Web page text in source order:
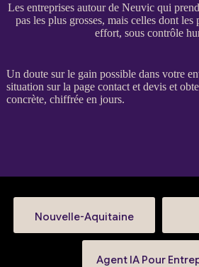
Les entreprises autour de Neuvic qui
pas les plus grosses, mais celles dont les
effort, sous contrôle
Un doute sur le gain possible dans votre
situation sur la page contact et deviset
concrète, chiffrée en jours.
Nouvelle-Aquitaine
Agent IA Pour